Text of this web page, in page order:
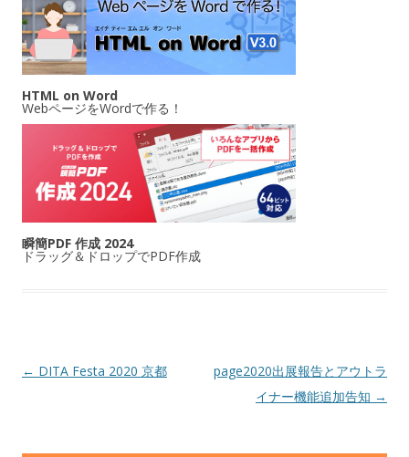
HTML on Word
WebページをWordで作る！
瞬簡PDF 作成 2024
ドラッグ＆ドロップでPDF作成
投稿ナビゲーション
← DITA Festa 2020 京都
page2020出展報告とアウトラ
イナー機能追加告知 →